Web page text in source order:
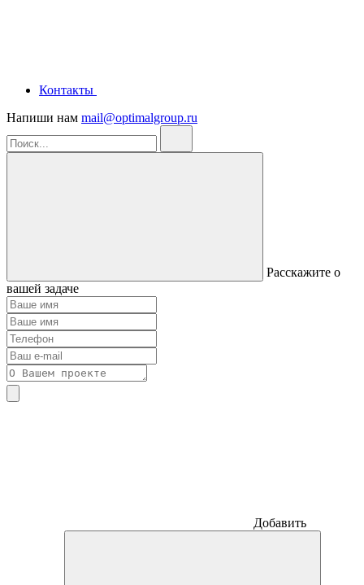
Контакты
Напиши нам mail@optimalgroup.ru
Расскажите о
вашей задаче
Добавить